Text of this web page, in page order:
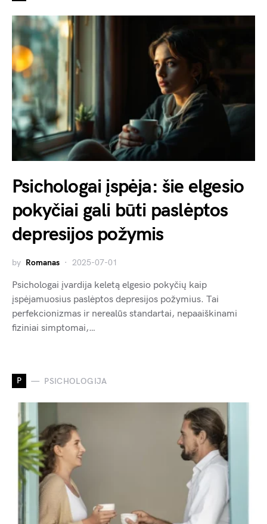
Psichologai įspėja: šie elgesio
pokyčiai gali būti paslėptos
depresijos požymis
by Romanas 2025-07-01
Psichologai įvardija keletą elgesio pokyčių kaip
įspėjamuosius paslėptos depresijos požymius. Tai
perfekcionizmas ir nerealūs standartai, nepaaiškinami
fiziniai simptomai,…
P PSICHOLOGIJA